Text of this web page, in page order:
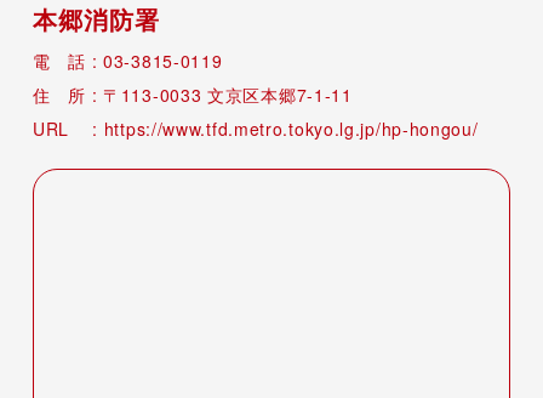
本郷消防署
03-3815-0119
113-0033 文京区本郷7-1-11
https://www.tfd.metro.tokyo.lg.jp/hp-hongou/